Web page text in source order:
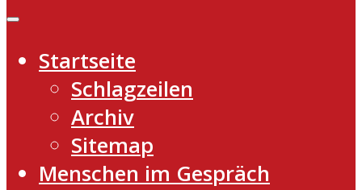
Startseite
Schlagzeilen
Archiv
Sitemap
Menschen im Gespräch